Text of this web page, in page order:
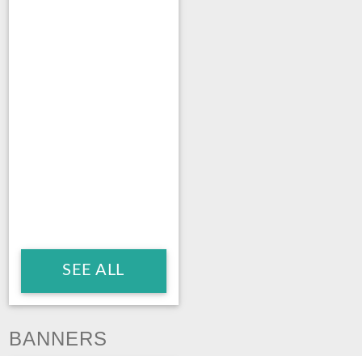
SEE ALL
BANNERS